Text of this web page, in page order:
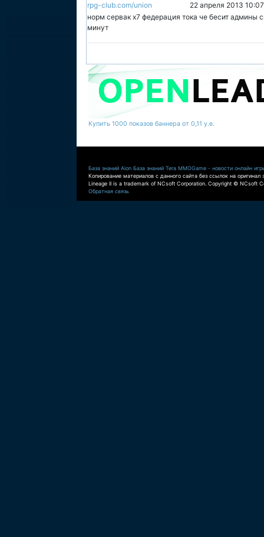
rpg-club.com/union
22 апреля 2013 10:07
норм сервак х7 федерация тока че бесит админы
минут
Купить 1000 показов баннера от 0,11 у.е.
База знаний Aion База знаний Tera MMOGame - новости онлайн
Копирование материалов с данного сайта без ссылок на оригинал
Lineage II is a trademark of NCsoft Corporation. Copyright © NCsoft
Обратная связь